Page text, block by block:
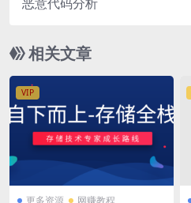
相关文章
VIP
更多资源 网赚教程